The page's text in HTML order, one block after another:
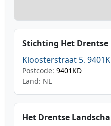
Stichting Het Drentse
Kloosterstraat 5,
Postcode: 9401KD
Land: NL
Het Drentse